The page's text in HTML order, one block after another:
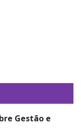
Gestão e